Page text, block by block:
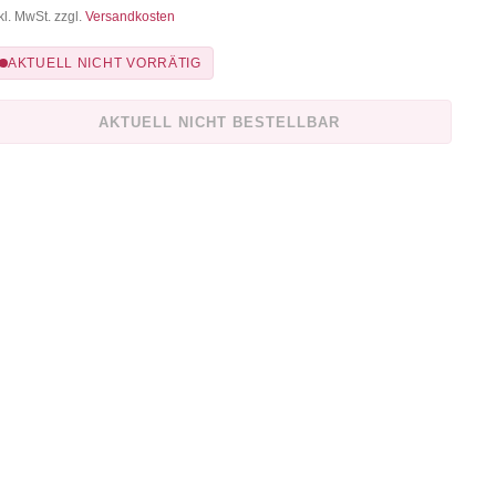
MwSt. zzgl. Versandkosten
AKTUELL NICHT VORRÄTIG
AKTUELL NICHT BESTELLBAR